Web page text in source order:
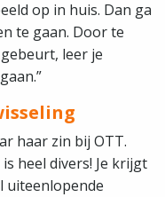
op in huis. Dan ga
te gaan. Door te
leer je
haar zin bij OTT.
heel divers! Je krijgt
uiteenlopende